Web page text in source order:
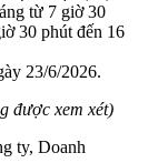
từ 7 giờ 30
30 phút đến 16
23/6/2026.
được xem xét)
ty, Doanh